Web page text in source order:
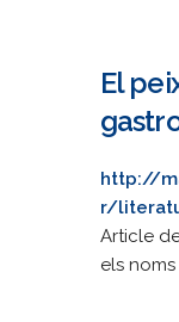
El
http://
r/
Article
els